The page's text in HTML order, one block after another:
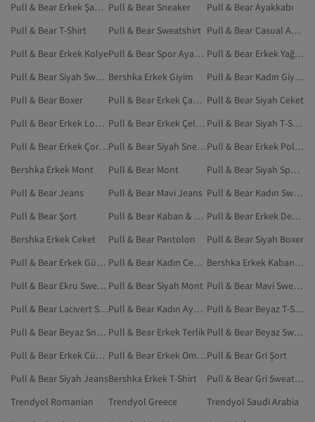
Pull & Bear Erkek Şapka Pull & Bear Sneaker
Pull & Bear Ayakkabı
Pull & Bear T-Shirt
Pull & Bear Sweatshirt
Pull & Bear Casual Ayakkabı
Pull & Bear Erkek Kolye
Pull & Bear Spor Ayakkabı
Pull & Bear Erkek Yağmurluk & Rüzgarlık
Pull & Bear Siyah Sweatshirt Bershka Erkek Giyim
Pull & Bear Kadın Giyim
Pull & Bear Boxer
Pull & Bear Erkek Çanta Pull & Bear Siyah Ceket
Pull & Bear Erkek Loafer
Pull & Bear Erkek Çelik Kolye
Pull & Bear Siyah T-Shirt
Pull & Bear Erkek Çorap
Pull & Bear Siyah Sneaker
Pull & Bear Erkek Polo Yaka T-shirt
Bershka Erkek Mont
Pull & Bear Mont
Pull & Bear Siyah Spor Ayakkabı
Pull & Bear Jeans
Pull & Bear Mavi Jeans
Pull & Bear Kadın Sweatshirt
Pull & Bear Şort
Pull & Bear Kaban & Mont
Pull & Bear Erkek Deniz Şortu
Bershka Erkek Ceket
Pull & Bear Pantolon
Pull & Bear Siyah Boxer
Pull & Bear Erkek Güneş Gözlüğü
Pull & Bear Kadın Ceket
Bershka Erkek Kaban & Mont
Pull & Bear Ekru Sweatshirt Pull & Bear Siyah Mont
Pull & Bear Mavi Sweatshirt
Pull & Bear Lacivert Sweatshirt
Pull & Bear Kadın Ayakkabı
Pull & Bear Beyaz T-Shirt
Pull & Bear Beyaz Sneaker Pull & Bear Erkek Terlik
Pull & Bear Beyaz Sweatshirt
Pull & Bear Erkek Cüzdan
Pull & Bear Erkek Omuz ÇantasıPull & Bear Gri Şort
Pull & Bear Siyah JeansBershka Erkek T-Shirt
Pull & Bear Gri Sweatshirt
Trendyol Romanian
Trendyol Greece
Trendyol Saudi Arabia